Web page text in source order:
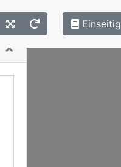
× Close
Einseitig